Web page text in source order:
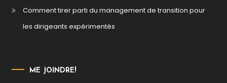
Comment tirer parti du management de transition pour
les dirigeants expérimentés
ME JOINDRE!